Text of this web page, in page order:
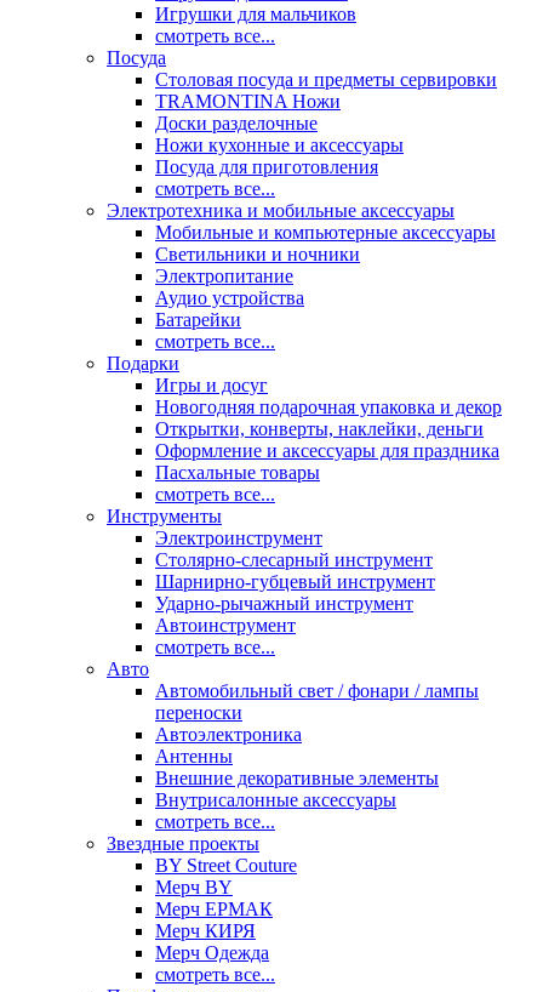
Игрушки для мальчиков
смотреть все...
Посуда
Столовая посуда и предметы сервировки
TRAMONTINA Ножи
Доски разделочные
Ножи кухонные и аксессуары
Посуда для приготовления
смотреть все...
Электротехника и мобильные аксессуары
Мобильные и компьютерные аксессуары
Светильники и ночники
Электропитание
Аудио устройства
Батарейки
смотреть все...
Подарки
Игры и досуг
Новогодняя подарочная упаковка и декор
Открытки, конверты, наклейки, деньги
Оформление и аксессуары для праздника
Пасхальные товары
смотреть все...
Инструменты
Электроинструмент
Столярно-слесарный инструмент
Шарнирно-губцевый инструмент
Ударно-рычажный инструмент
Автоинструмент
смотреть все...
Авто
Автомобильный свет / фонари / лампы
переноски
Автоэлектроника
Антенны
Внешние декоративные элементы
Внутрисалонные аксессуары
смотреть все...
Звездные проекты
BY Street Couture
Мерч BY
Мерч ЕРМАК
Мерч КИРЯ
Мерч Одежда
смотреть все...